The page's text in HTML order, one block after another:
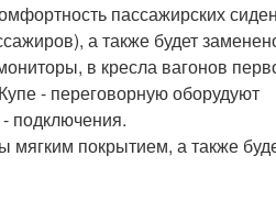
пассажирских
а также будет
в кресла вагонов
- переговорную оборудуют
подключения.
мягким покрытием, а также